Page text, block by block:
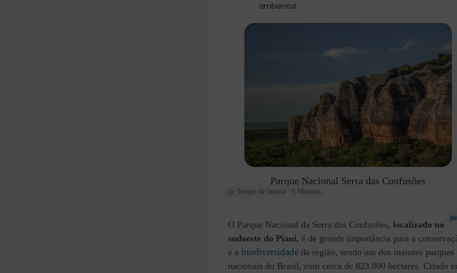
ambiental
Parque Nacional Serra das Confusões
Tempo de leitura : 6 Minutos
O Parque Nacional da Serra das Confusões, localizado no
sudoeste do Piauí, é de grande importância para a
e a biodiversidade da região, sendo um dos maiores parques
nacionais do Brasil, com cerca de 823.000 hectares. Criado